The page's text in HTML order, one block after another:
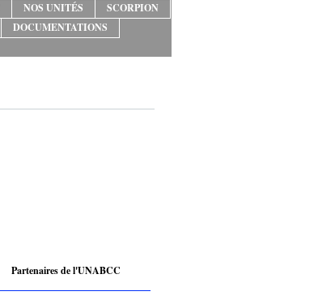
NOS UNITÉS
SCORPION
DOCUMENTATIONS
Partenaires de l'UNABCC